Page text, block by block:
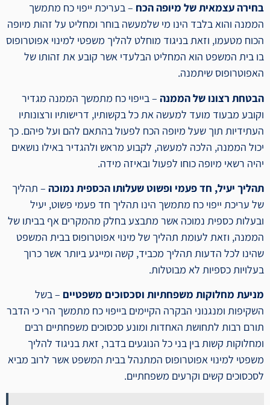
בחירה עצמאית של מיופה הכח – בעריכת ייפוי כח מתמשך
הממנה והוא בלבד הינו מי שלמעשה בוחר ומחליט על זהות מיופה
הכוח מטעמו, וזאת בניגוד מוחלט להליך משפטי למינוי אפוטרופוס
בו בית המשפט הוא המחליט הבלעדי אשר קובע את זהותו של
האפוטרופוס שיתמנה.
הבטחת רצונו של הממנה – בייפוי כח מתמשך הממנה מגדיר
וקובע מבעוד מועד למעשה את כל בקשותיו, דרישותיו ורצונותיו
העתידיות תוך שעל מיופה הכח לפעול בהתאם להם ועל פיהם. כך
יכול הממנה, הלכה למעשה, לקבוע מראש ולהגדיר באילו נושאים
יהיה רשאי מיופה כוחו לפעול ובאיזה מידה.
תהליך יעיל, חד פעמי ופשוט שעלותו הכספית נמוכה – תהליך
של עריכת ייפוי כח מתמשך הינו תהליך חד פעמי פשוט, יעיל
ובעלות כספית נמוכה אשר מתבצע בחלק מהמקרים אף בביתו של
הממנה, וזאת לעומת תהליך של מינוי אפוטרופוס בבית המשפט
שהינו לכל הדעות תהליך מכביד, קשה ומייגע ביותר אשר כרוך
בעלויות כספיות לא מבוטלות.
מניעת מחלוקות משפחתיות וסכסוכים משפטיים – בשל
השקיפות ומנגנוני הבקרה הקיימים בייפוי כח מתמשך הרי כי הדבר
תורם רבות לתחושת האחדות ומונע סכסוכים משפחתיים רבים
ומחלוקות קשות בין בני כל הנוגעים בדבר, זאת בניגוד להליך
משפטי למינוי אפוטרופוס המתנהל בבית המשפט אשר לרוב מביא
לסכסוכים קשים וקרעים משפחתיים.